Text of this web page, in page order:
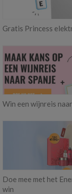
Gratis Princess
Win een wijnreis
Doe mee met het
win